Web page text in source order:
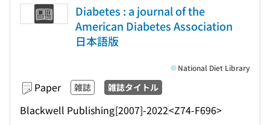
Diabetes : a journal of the
American Diabetes Association
日本語版
Paper 雑誌 雑誌タイトル
Blackwell Publishing[2007]-2022<Z74-F696>
National Diet Library